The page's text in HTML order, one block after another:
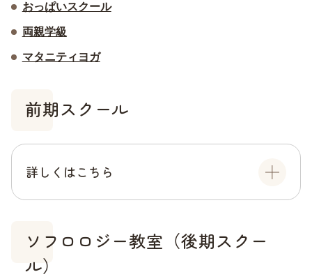
おっぱいスクール
両親学級
マタニティヨガ
前期スクール
詳しくはこちら
ソフロロジー教室（後期スクー
ル）